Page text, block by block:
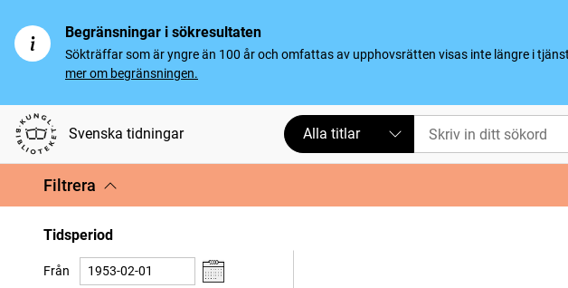
Begränsningar i sökresultaten
Sökträffar som är yngre än 100 år och omfattas av upphovsrätten visas inte längre i
mer om begränsningen.
Svenska tidningar Alla titlar
Filtrera
Tidsperiod
Från